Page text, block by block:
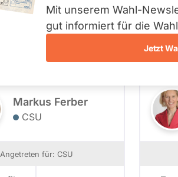
Mit unserem Wahl-
gut informiert für die
Jetzt
Wahlkreis
- Alle -
Markus Ferber
CSU
Angetreten für: CSU